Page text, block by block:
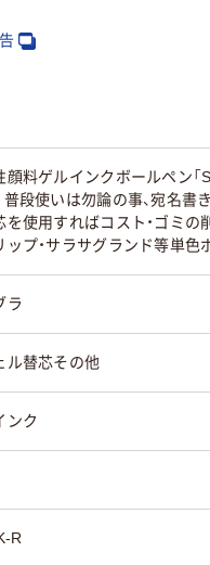
顔料ゲルインクボールペン「
普段使いは勿論の事、宛名書
を使用すればコスト・ゴミ
ップ・サラサグランド等単色
ラ
ル替芯その他
ンク
R